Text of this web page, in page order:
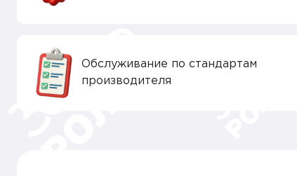
Обслуживание по стандартам
производителя